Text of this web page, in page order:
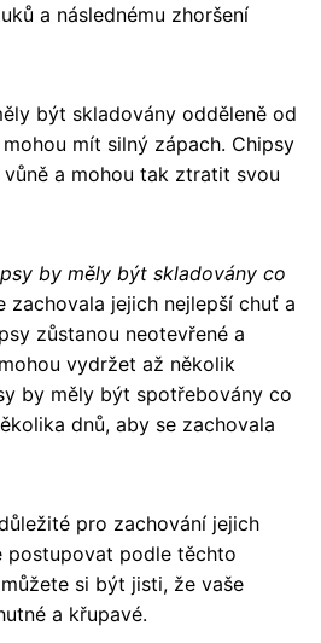
a následnému zhoršení
být skladovány odděleně od
mít silný zápach. Chipsy
a mohou tak ztratit svou
by měly být skladovány co
zachovala jejich nejlepší chuť a
zůstanou neotevřené a
vydržet až několik
by měly být spotřebovány co
dnů, aby se zachovala
pro zachování jejich
postupovat podle těchto
si být jisti, že vaše
a křupavé.